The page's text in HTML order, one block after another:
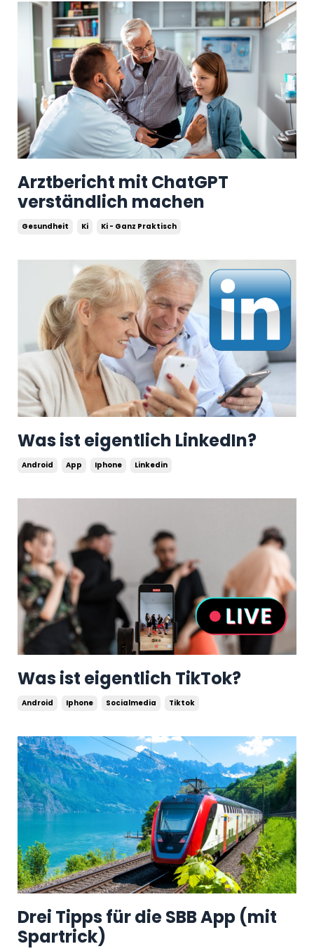
Arztbericht mit ChatGPT
verständlich machen
Gesundheit Ki Ki - Ganz Praktisch
Was ist eigentlich LinkedIn?
Android App Iphone Linkedin
Was ist eigentlich TikTok?
Android Iphone Socialmedia Tiktok
Drei Tipps für die SBB App (mit
Spartrick)